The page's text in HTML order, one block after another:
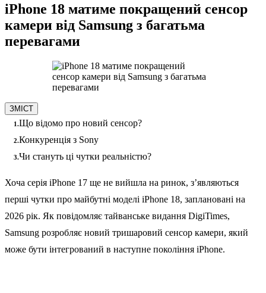
iPhone 18 матиме покращений сенсор
камери від Samsung з багатьма
перевагами
ЗМІСТ
Що відомо про новий сенсор?
Конкуренція з Sony
Чи стануть ці чутки реальністю?
Хоча серія iPhone 17 ще не вийшла на ринок, з’являються
перші чутки про майбутні моделі iPhone 18, заплановані на
2026 рік. Як повідомляє тайванське видання DigiTimes,
Samsung розробляє новий тришаровий сенсор камери, який
може бути інтегрований в наступне покоління iPhone.